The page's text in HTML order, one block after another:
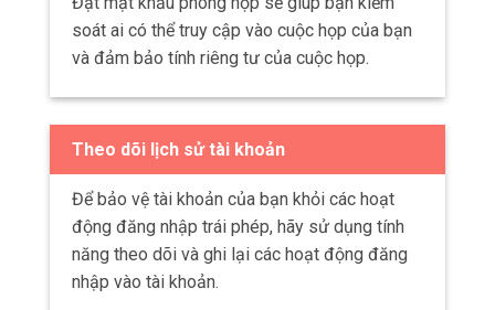
soát ai có thể truy cập vào cuộc họp của bạn
và đảm bảo tính riêng tư của cuộc họp.
Theo dõi lịch sử tài khoản
Để bảo vệ tài khoản của bạn khỏi các hoạt
động đăng nhập trái phép, hãy sử dụng tính
năng theo dõi và ghi lại các hoạt động đăng
nhập vào tài khoản.